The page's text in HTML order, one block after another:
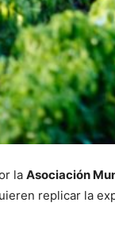
la Asociación
replicar la